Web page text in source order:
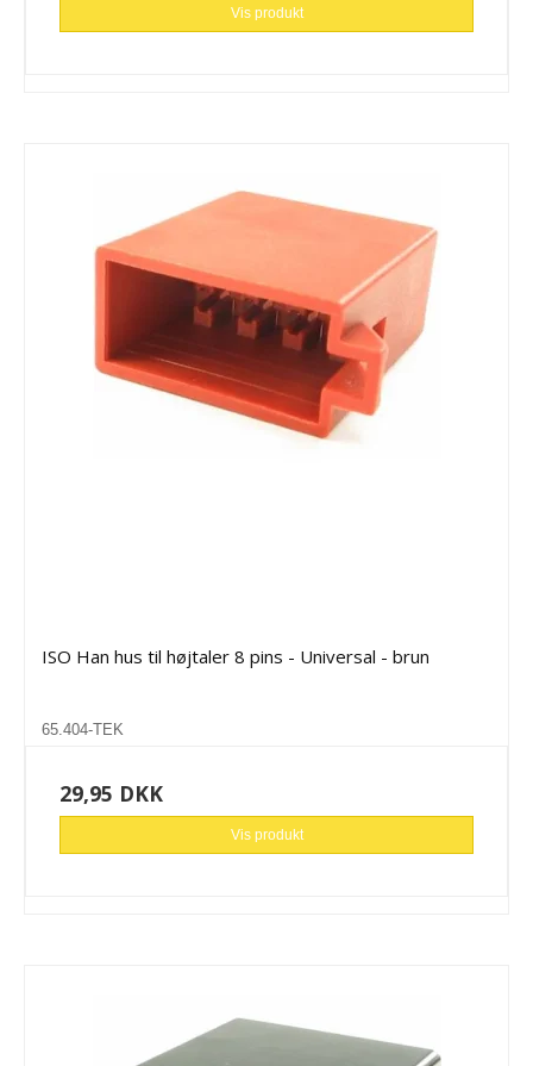
Vis produkt
ISO Han hus til højtaler 8 pins - Universal - brun
65.404-TEK
29,95 DKK
Vis produkt